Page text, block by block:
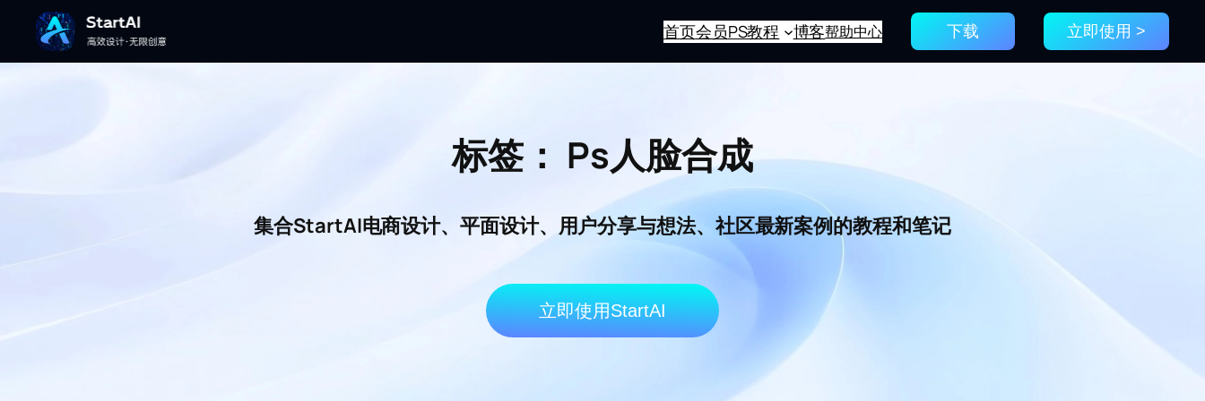
首页会员PS教程 博客帮助中心 下载 立即使用 >
标签： Ps人脸合成
集合StartAI电商设计、平面设计、用户分享与想法、社区最新案例的教程和笔记
立即使用StartAI